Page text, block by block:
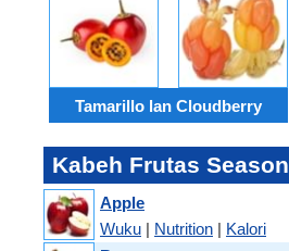
Tamarillo lan Cloudberry
Kabeh Frutas Season
Apple
Wuku | Nutrition | Kalori